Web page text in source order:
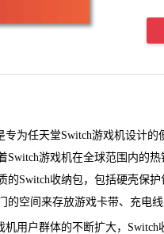
为任天堂Switch游戏机设计的
Switch游戏机在全球范围内的
的Switch收纳包，包括硬壳保
的空间来存放游戏卡带、 充电线
户群体的不断扩大，Switch